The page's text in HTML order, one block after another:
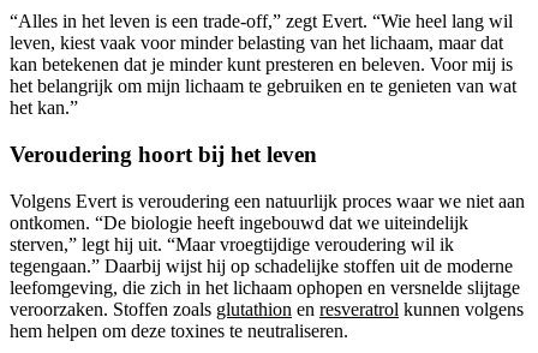
“Alles in het leven is een trade-off,” zegt Evert. “Wie heel lang wil
leven, kiest vaak voor minder belasting van het lichaam, maar dat
kan betekenen dat je minder kunt presteren en beleven. Voor mij is
het belangrijk om mijn lichaam te gebruiken en te genieten van wat
het kan.”
Veroudering hoort bij het leven
Volgens Evert is veroudering een natuurlijk proces waar we niet aan
ontkomen. “De biologie heeft ingebouwd dat we uiteindelijk
sterven,” legt hij uit. “Maar vroegtijdige veroudering wil ik
tegengaan.” Daarbij wijst hij op schadelijke stoffen uit de moderne
leefomgeving, die zich in het lichaam ophopen en versnelde slijtage
veroorzaken. Stoffen zoals glutathion en resveratrol kunnen volgens
hem helpen om deze toxines te neutraliseren.